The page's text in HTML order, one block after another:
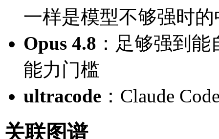
一样是模型不够强时
Opus 4.8 ：足够强到
能力门槛
ultracode ：Claude
关联图谱